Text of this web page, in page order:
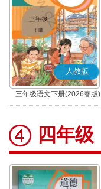
人教版
三年级语文下册(2026春版)
(部编版)
四年级